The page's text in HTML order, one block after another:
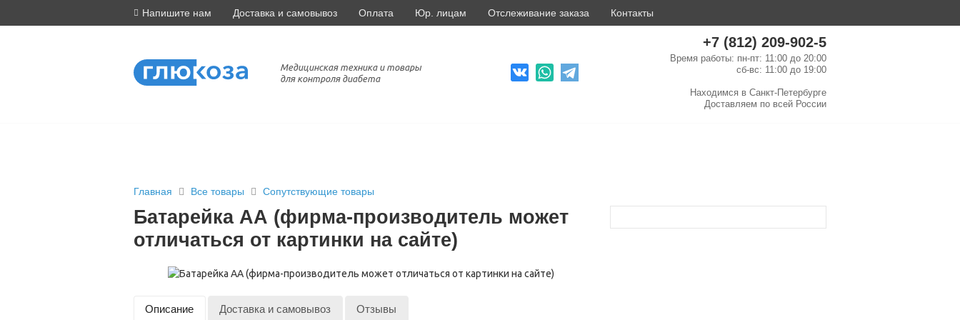
Напишите нам Доставка и самовывоз Оплата Юр. лицам Отслеживание заказа Контакты
Медицинская техника и товары
для контроля диабета
+7 (812) 209-902-5
Время работы: пн-пт: 11:00 до 20:00
сб-вс: 11:00 до 19:00
Находимся в Санкт-Петербурге
Доставляем по всей России
Главная Все товары Сопутствующие товары
Батарейка АА (фирма-производитель может
отличаться от картинки на сайте)
Описание Доставка и самовывоз Отзывы